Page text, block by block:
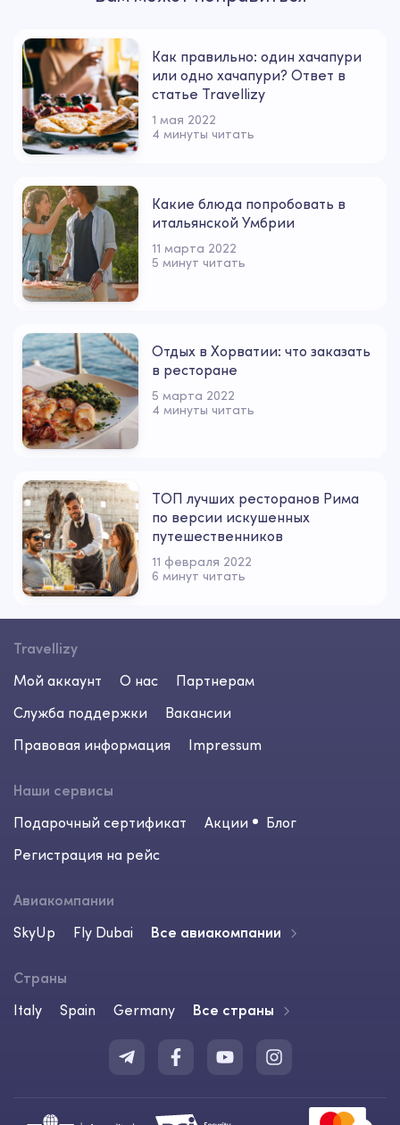
Как правильно: один хачапури
или одно хачапури? Ответ в
статье Travellizy
1 мая 2022
4 минуты читать
Какие блюда попробовать в
итальянской Умбрии
11 марта 2022
5 минут читать
Отдых в Хорватии: что заказать
в ресторане
5 марта 2022
4 минуты читать
ТОП лучших ресторанов Рима
по версии искушенных
путешественников
11 февраля 2022
6 минут читать
Travellizy
Мой аккаунт
О нас
Партнерам
Служба поддержки
Вакансии
Правовая информация
Impressum
Наши сервисы
Подарочный сертификат
Акции
Блог
Регистрация на рейс
Авиакомпании
SkyUp
Fly Dubai Все авиакомпании
Страны
Italy
Spain Germany Все страны